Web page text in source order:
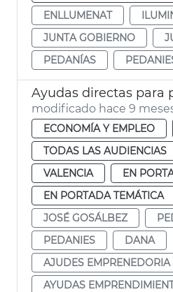
ENLLUMENAT
JUNTA GOBIERNO
PEDANÍAS
modificado hace 9
ECONOMÍA Y EMPLEO
TODAS LAS AUDIENCIAS
VALENCIA
EN
EN PORTADA TEMÁTICA
JOSÉ GOSÁLBEZ
PEDANIES
DANA
AJUDES EMPRENEDORIA
AYUDAS